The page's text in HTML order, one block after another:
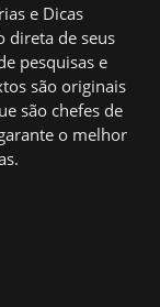
e Dicas
direta de seus
pesquisas e
são originais
são chefes de
o melhor